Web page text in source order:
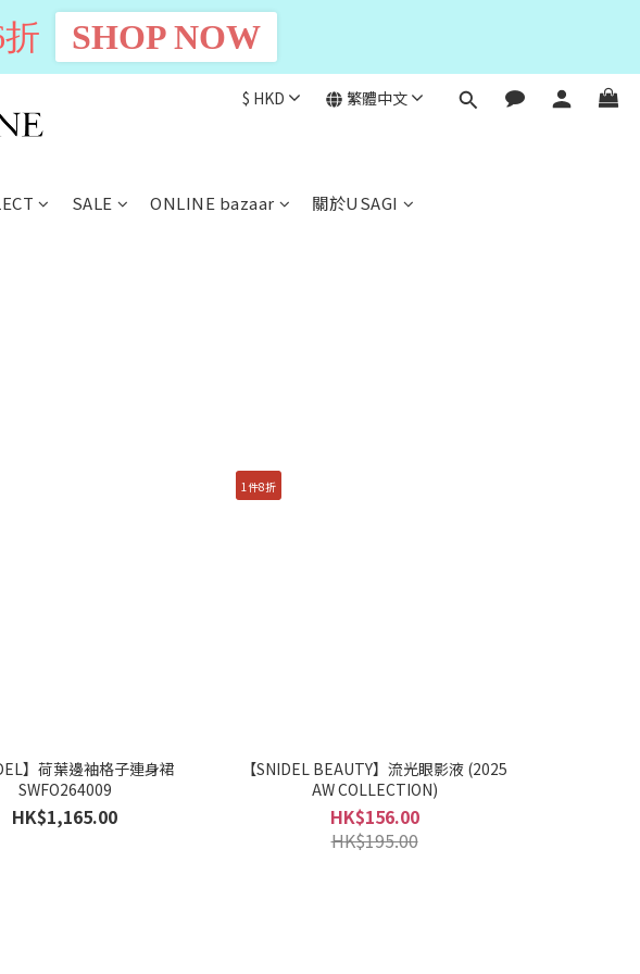
SALE ONLINE bazaar 關於USAGI
$ HKD 繁體中文
】荷葉邊袖格子連身裙
SWFO264009
HK$1,165.00
1件8折
【SNIDEL BEAUTY】流光眼影液 (2025
AW COLLECTION)
HK$156.00
HK$195.00
SHOP NOW